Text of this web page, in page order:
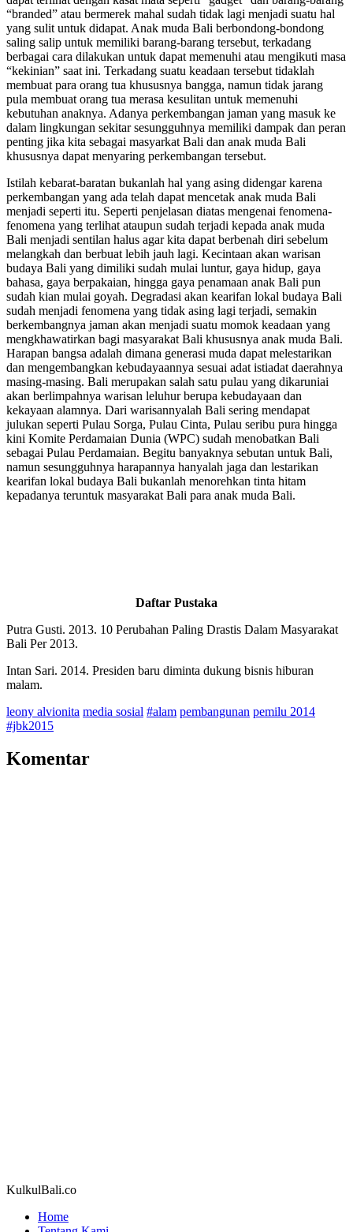
“branded” atau bermerek mahal sudah tidak lagi menjadi suatu hal
yang sulit untuk didapat. Anak muda Bali berbondong-bondong
saling salip untuk memiliki barang-barang tersebut, terkadang
berbagai cara dilakukan untuk dapat memenuhi atau mengikuti masa
“kekinian” saat ini. Terkadang suatu keadaan tersebut tidaklah
membuat para orang tua khususnya bangga, namun tidak jarang
pula membuat orang tua merasa kesulitan untuk memenuhi
kebutuhan anaknya. Adanya perkembangan jaman yang masuk ke
dalam lingkungan sekitar sesungguhnya memiliki dampak dan peran
penting jika kita sebagai masyarkat Bali dan anak muda Bali
khususnya dapat menyaring perkembangan tersebut.
Istilah kebarat-baratan bukanlah hal yang asing didengar karena
perkembangan yang ada telah dapat mencetak anak muda Bali
menjadi seperti itu. Seperti penjelasan diatas mengenai fenomena-
fenomena yang terlihat ataupun sudah terjadi kepada anak muda
Bali menjadi sentilan halus agar kita dapat berbenah diri sebelum
melangkah dan berbuat lebih jauh lagi. Kecintaan akan warisan
budaya Bali yang dimiliki sudah mulai luntur, gaya hidup, gaya
bahasa, gaya berpakaian, hingga gaya penamaan anak Bali pun
sudah kian mulai goyah. Degradasi akan kearifan lokal budaya Bali
sudah menjadi fenomena yang tidak asing lagi terjadi, semakin
berkembangnya jaman akan menjadi suatu momok keadaan yang
mengkhawatirkan bagi masyarakat Bali khususnya anak muda Bali.
Harapan bangsa adalah dimana generasi muda dapat melestarikan
dan mengembangkan kebudayaannya sesuai adat istiadat daerahnya
masing-masing. Bali merupakan salah satu pulau yang dikaruniai
akan berlimpahnya warisan leluhur berupa kebudayaan dan
kekayaan alamnya. Dari warisannyalah Bali sering mendapat
julukan seperti Pulau Sorga, Pulau Cinta, Pulau seribu pura hingga
kini Komite Perdamaian Dunia (WPC) sudah menobatkan Bali
sebagai Pulau Perdamaian. Begitu banyaknya sebutan untuk Bali,
namun sesungguhnya harapannya hanyalah jaga dan lestarikan
kearifan lokal budaya Bali bukanlah menorehkan tinta hitam
kepadanya teruntuk masyarakat Bali para anak muda Bali.
Daftar Pustaka
Putra Gusti. 2013. 10 Perubahan Paling Drastis Dalam Masyarakat
Bali Per 2013.
Intan Sari. 2014. Presiden baru diminta dukung bisnis hiburan
malam.
leony alvionita media sosial #alam pembangunan pemilu 2014
#jbk2015
Komentar
KulkulBali.co
Home